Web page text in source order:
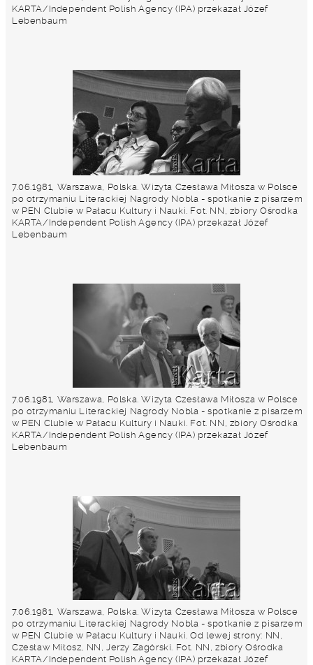
KARTA/Independent Polish Agency (IPA) przekazał Józef
Lebenbaum
7.06.1981, Warszawa, Polska. Wizyta Czesława Miłosza w Polsce
po otrzymaniu Literackiej Nagrody Nobla - spotkanie z pisarzem
w PEN Clubie w Pałacu Kultury i Nauki. Fot. NN, zbiory Ośrodka
KARTA/Independent Polish Agency (IPA) przekazał Józef
Lebenbaum
7.06.1981, Warszawa, Polska. Wizyta Czesława Miłosza w Polsce
po otrzymaniu Literackiej Nagrody Nobla - spotkanie z pisarzem
w PEN Clubie w Pałacu Kultury i Nauki. Fot. NN, zbiory Ośrodka
KARTA/Independent Polish Agency (IPA) przekazał Józef
Lebenbaum
7.06.1981, Warszawa, Polska. Wizyta Czesława Miłosza w Polsce
po otrzymaniu Literackiej Nagrody Nobla - spotkanie z pisarzem
w PEN Clubie w Pałacu Kultury i Nauki. Od lewej strony: NN,
Czesław Miłosz, NN, Jerzy Zagórski. Fot. NN, zbiory Ośrodka
KARTA/Independent Polish Agency (IPA) przekazał Józef